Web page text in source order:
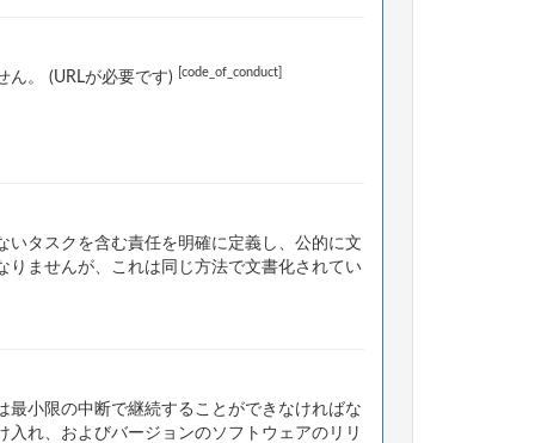
ん。 (URLが必要です) [code_of_conduct]
タスクを含む責任を明確に定義し、公的に文
ませんが、これは同じ方法で文書化されてい
小限の中断で継続することができなければな
れ、およびバージョンのソフトウェアのリリ